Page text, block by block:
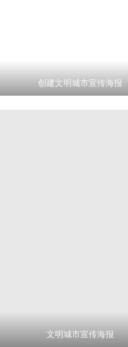
创建文明城市宣传海报
文明城市宣传海报